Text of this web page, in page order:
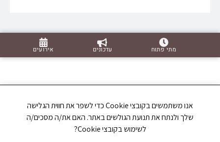
מתי פתוח עדכונים אירועים
אנו משתמשים בקובצי Cookie כדי לשפר את חווית הגלישה
שלך ולנתח את תנועת הגולשים באתר. האם את/ה מסכים/ה
לשימוש בקובצי Cookie?